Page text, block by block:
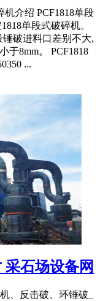
机介绍 PCF1818单段
单段式破碎机。
锤破进料口差别不大,
于8mm。 PCF1818
...
采石场设备网
、反击破、环锤破_